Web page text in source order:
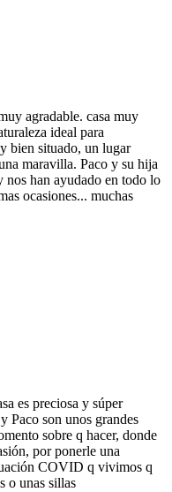
agradable. casa muy
ideal para
bien situado, un lugar
maravilla. Paco y su hija
nos han ayudado en todo lo
ocasiones... muchas
es preciosa y súper
Paco son unos grandes
sobre q hacer, donde
por ponerle una
COVID q vivimos q
o unas sillas